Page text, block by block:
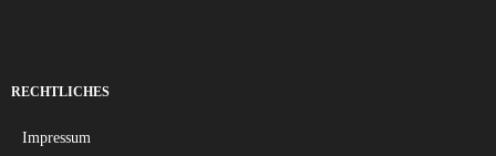
RECHTLICHES
Impressum